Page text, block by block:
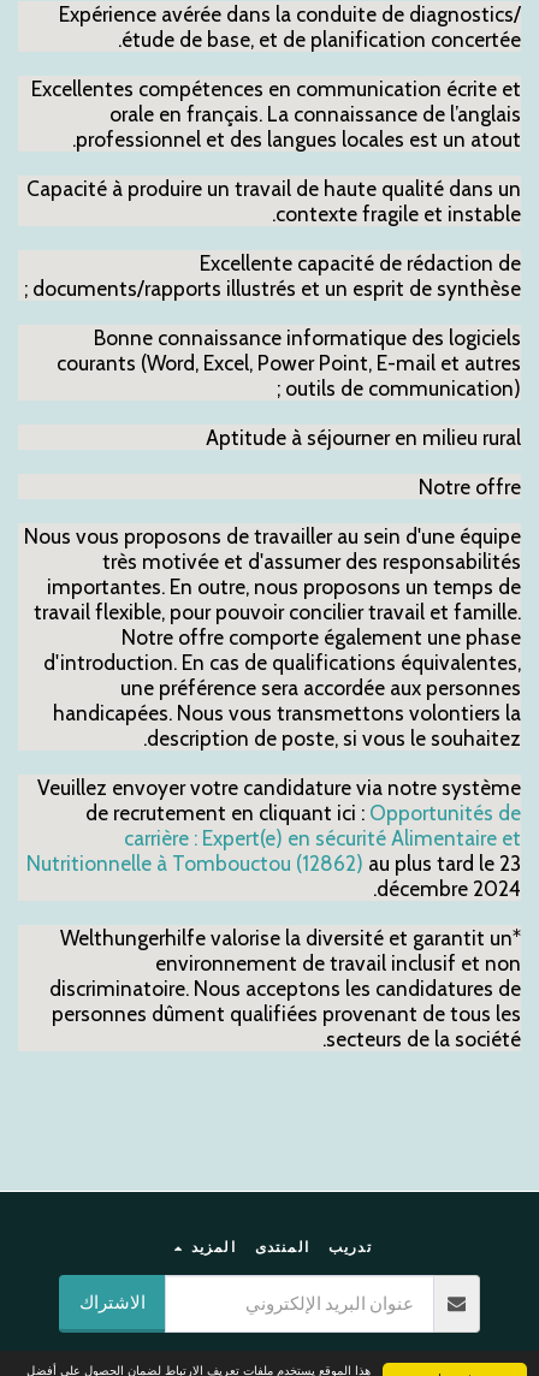
هذا الموقع يستخدم ملفات تعريف الارتباط لضمان الحصول على أفضل
Expérience avérée dans la conduite de diagnostics/
étude de base, et de planification concertée.
Excellentes compétences en communication écrite et
orale en français. La connaissance de l’anglais
professionnel et des langues locales est un atout.
Capacité à produire un travail de haute qualité dans un
contexte fragile et instable.
Excellente capacité de rédaction de
documents/rapports illustrés et un esprit de synthèse ;
Bonne connaissance informatique des logiciels
courants (Word, Excel, Power Point, E-mail et autres
outils de communication) ;
Aptitude à séjourner en milieu rural
Notre offre
Nous vous proposons de travailler au sein d'une équipe
très motivée et d'assumer des responsabilités
importantes. En outre, nous proposons un temps de
travail flexible, pour pouvoir concilier travail et famille.
Notre offre comporte également une phase
d'introduction. En cas de qualifications équivalentes,
une préférence sera accordée aux personnes
handicapées. Nous vous transmettons volontiers la
description de poste, si vous le souhaitez.
Veuillez envoyer votre candidature via notre système
de recrutement en cliquant ici : Opportunités de
carrière : Expert(e) en sécurité Alimentaire et
Nutritionnelle à Tombouctou (12862) au plus tard le 23
décembre 2024.
*Welthungerhilfe valorise la diversité et garantit un
environnement de travail inclusif et non
discriminatoire. Nous acceptons les candidatures de
personnes dûment qualifiées provenant de tous les
secteurs de la société.
تدريب المنتدى المزيد
الاشتراك
حقوق النشر © 2026 جميع الحقوق محفوظة -